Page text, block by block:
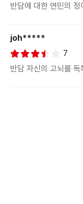
반담에 대한 연민의 정
joh*****
7
반담 자신의 고뇌를